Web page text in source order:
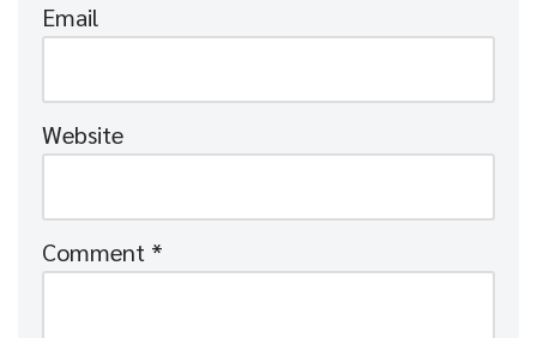
Email
Website
Comment *